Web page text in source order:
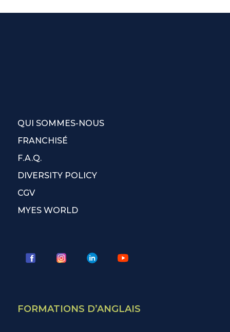
QUI SOMMES-NOUS
FRANCHISÉ
F.A.Q.
DIVERSITY POLICY
CGV
MYES WORLD
FORMATIONS D’ANGLAIS